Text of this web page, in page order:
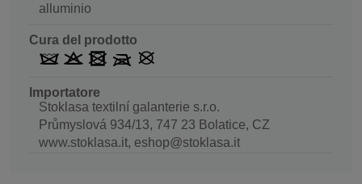
alluminio
Cura del prodotto
Importatore
Stoklasa textilní galanterie s.r.o.
Průmyslová 934/13, 747 23 Bolatice, CZ
www.stoklasa.it, eshop@stoklasa.it